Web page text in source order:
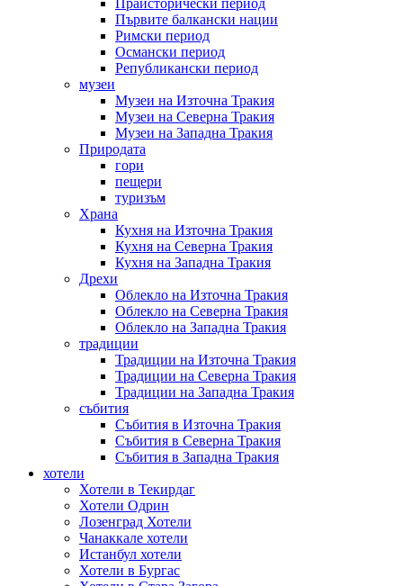
Първите балкански нации
Римски период
Османски период
Републикански период
музеи
Музеи на Източна Тракия
Музеи на Северна Тракия
Музеи на Западна Тракия
Природата
гори
пещери
туризъм
Храна
Кухня на Източна Тракия
Кухня на Северна Тракия
Кухня на Западна Тракия
Дрехи
Облекло на Източна Тракия
Облекло на Северна Тракия
Облекло на Западна Тракия
традиции
Традиции на Източна Тракия
Традиции на Северна Тракия
Традиции на Западна Тракия
събития
Събития в Източна Тракия
Събития в Северна Тракия
Събития в Западна Тракия
хотели
Хотели в Текирдаг
Хотели Одрин
Лозенград Хотели
Чанаккале хотели
Истанбул хотели
Хотели в Бургас